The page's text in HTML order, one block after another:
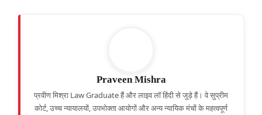
Praveen Mishra
प्रवीण मिश्रा Law Graduate हैं और लाइव लॉ हिंदी से जुड़े हैं। वे सुप्रीम
कोर्ट, उच्च न्यायालयों, उपभोक्ता आयोगों और अन्य न्यायिक मंचों के महत्वपूर्ण